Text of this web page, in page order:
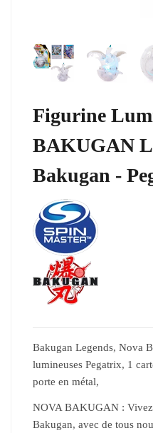
Figurine
BAKUGAN
Bakugan -
Bakugan Legends, Nova
lumineuses Pegatrix, 1
porte en métal,
NOVA BAKUGAN :
Bakugan, avec de tous